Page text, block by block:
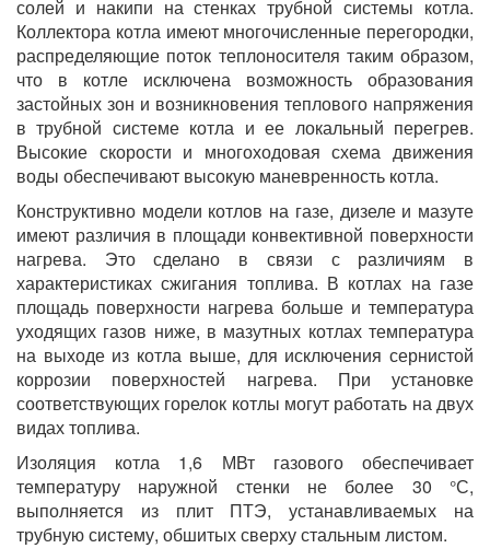
солей и накипи на стенках трубной системы котла.
Коллектора котла имеют многочисленные перегородки,
распределяющие поток теплоносителя таким образом,
что в котле исключена возможность образования
застойных зон и возникновения теплового напряжения
в трубной системе котла и ее локальный перегрев.
Высокие скорости и многоходовая схема движения
воды обеспечивают высокую маневренность котла.
Конструктивно модели котлов на газе, дизеле и мазуте
имеют различия в площади конвективной поверхности
нагрева. Это сделано в связи с различиям в
характеристиках сжигания топлива. В котлах на газе
площадь поверхности нагрева больше и температура
уходящих газов ниже, в мазутных котлах температура
на выходе из котла выше, для исключения сернистой
коррозии поверхностей нагрева. При установке
соответствующих горелок котлы могут работать на двух
видах топлива.
Изоляция котла 1,6 МВт газового обеспечивает
температуру наружной стенки не более 30 °С,
выполняется из плит ПТЭ, устанавливаемых на
трубную систему, обшитых сверху стальным листом.